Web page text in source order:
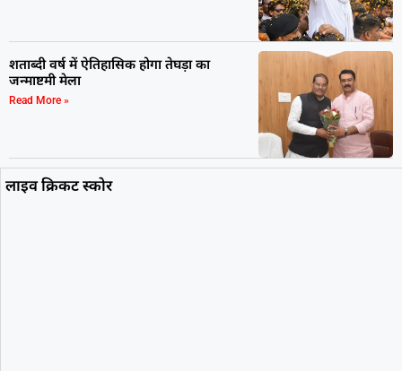
शताब्दी वर्ष में ऐतिहासिक होगा तेघड़ा का
जन्माष्टमी मेला
Read More »
लाइव क्रिकट स्कोर